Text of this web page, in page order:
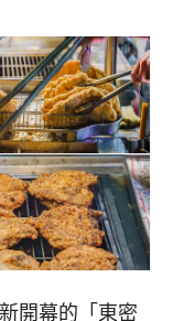
開幕的「東密